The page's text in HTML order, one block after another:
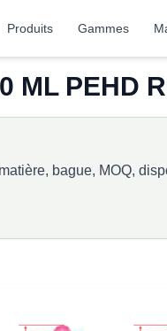
Produits Gammes
ML PEHD
bague, MOQ,